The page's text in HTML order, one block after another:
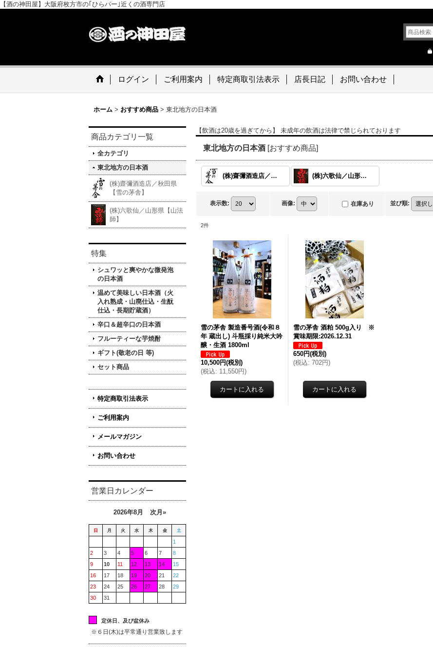
【酒の神田屋】大阪府枚方市の｢ひらパー｣近くの酒専門店
ログイン ご利用案内 特定商取引法表示 店長日記 お問い合わせ
ホーム > おすすめ商品 > 東北地方の日本酒
商品カテゴリ一覧
全カテゴリ
東北地方の日本酒
(株)齋彌酒造店／秋田県
【雪の茅舎】
(株)六歌仙／山形県【山法
師】
特集
シュワッと爽やかな微発泡
の日本酒
温めて美味しい日本酒（火
入れ熟成・山廃仕込・生酛
仕込・長期貯蔵酒）
辛口＆超辛口の日本酒
フルーティーな芋焼酎
ギフト(敬老の日 等)
セット商品
特定商取引法表示
ご利用案内
メールマガジン
お問い合わせ
営業日カレンダー
2026年8月 次月»
日 月 火 水 木 金 土
1
2
3 4 5 6 7
8
9
10 11 12 13 14
15
16
17 18 19 20 21
22
23
24 25 26 27 28
29
30
31
定休日、及び盆休み
※６日(木)は平常通り営業致します
【飲酒は20歳を過ぎてから】 未成年の飲酒は法律で禁じられております
東北地方の日本酒 [おすすめ商品]
(株)齋彌酒造店／秋田県 【雪の茅舎】 (株)六歌仙／山形県【山法師】
表示数: 画像: 在庫あり 並び順:
2件
雪の茅舎 製造番号酒(令和８
年 蔵出し) 斗瓶採り純米大吟
醸・生酒 1800ml
10,500円(税別)
(税込: 11,550円)
雪の茅舎 酒粕 500g入り ※
賞味期限:2026.12.31
650円(税別)
(税込: 702円)